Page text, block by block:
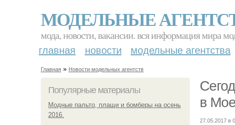
МОДЕЛЬНЫЕ
мода, новости, вакансии. вся информация мира
главная новости модельные агентства
Главная » Новости модельных агентств
Популярные материалы
Модные пальто, плащи и бомберы на осень
2016.
в
27.05.2017 в